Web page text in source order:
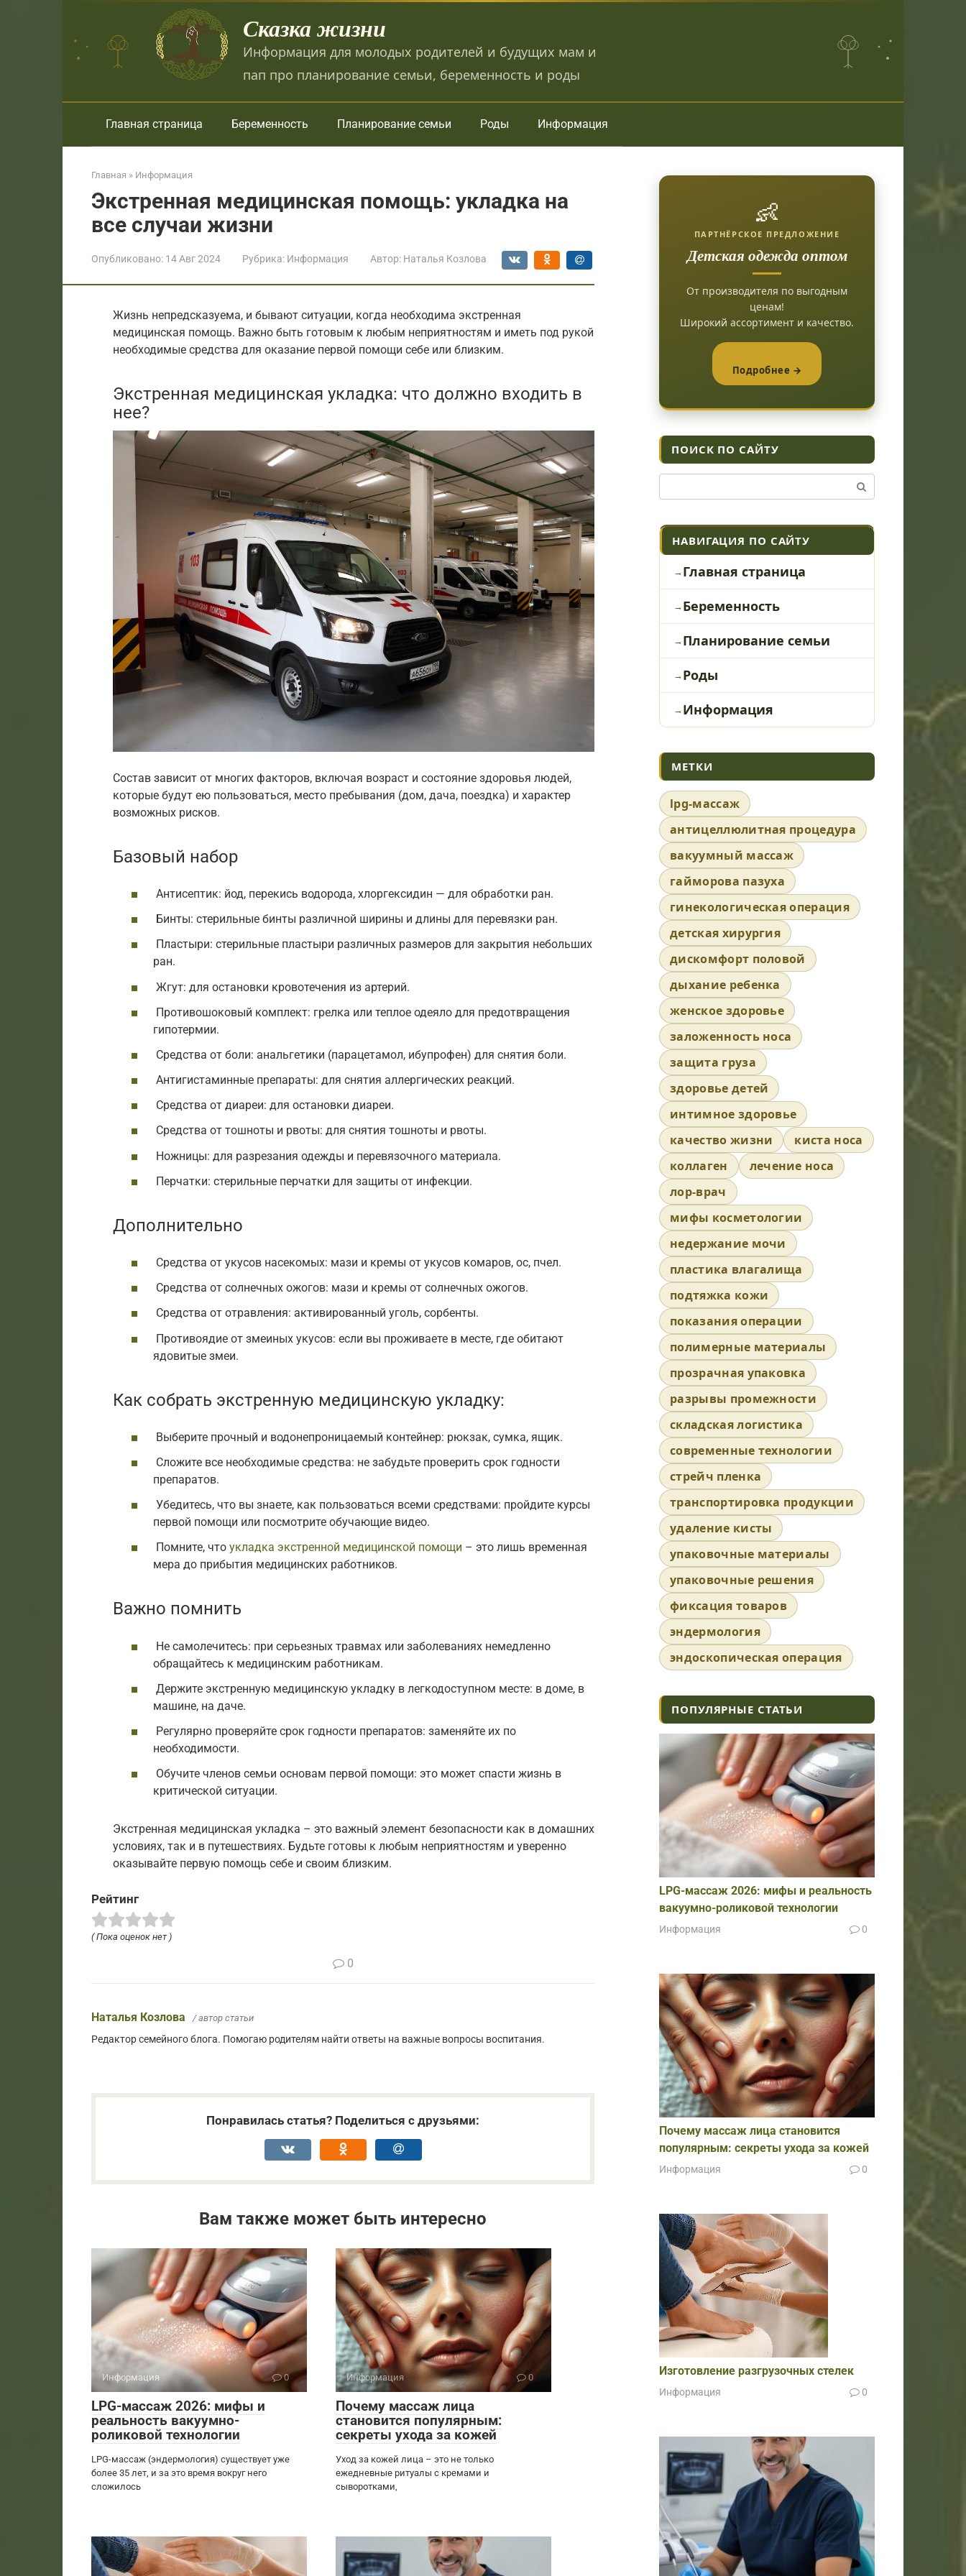
Сказка жизни
Информация для молодых родителей и будущих мам и
пап про планирование семьи, беременность и роды
Главная страница Беременность Планирование семьи Роды Информация
Главная » Информация
Экстренная медицинская помощь: укладка на
все случаи жизни
Опубликовано: 14 Авг 2024 Рубрика: Информация Автор: Наталья Козлова
Жизнь непредсказуема, и бывают ситуации, когда необходима экстренная
медицинская помощь. Важно быть готовым к любым неприятностям и иметь под рукой
необходимые средства для оказание первой помощи себе или близким.
Экстренная медицинская укладка: что должно входить в
нее?
Состав зависит от многих факторов, включая возраст и состояние здоровья людей,
которые будут ею пользоваться, место пребывания (дом, дача, поездка) и характер
возможных рисков.
Базовый набор
Антисептик: йод, перекись водорода, хлоргексидин — для обработки ран.
Бинты: стерильные бинты различной ширины и длины для перевязки ран.
Пластыри: стерильные пластыри различных размеров для закрытия небольших
ран.
Жгут: для остановки кровотечения из артерий.
Противошоковый комплект: грелка или теплое одеяло для предотвращения
гипотермии.
Средства от боли: анальгетики (парацетамол, ибупрофен) для снятия боли.
Антигистаминные препараты: для снятия аллергических реакций.
Средства от диареи: для остановки диареи.
Средства от тошноты и рвоты: для снятия тошноты и рвоты.
Ножницы: для разрезания одежды и перевязочного материала.
Перчатки: стерильные перчатки для защиты от инфекции.
Дополнительно
Средства от укусов насекомых: мази и кремы от укусов комаров, ос, пчел.
Средства от солнечных ожогов: мази и кремы от солнечных ожогов.
Средства от отравления: активированный уголь, сорбенты.
Противоядие от змеиных укусов: если вы проживаете в месте, где обитают
ядовитые змеи.
Как собрать экстренную медицинскую укладку:
Выберите прочный и водонепроницаемый контейнер: рюкзак, сумка, ящик.
Сложите все необходимые средства: не забудьте проверить срок годности
препаратов.
Убедитесь, что вы знаете, как пользоваться всеми средствами: пройдите курсы
первой помощи или посмотрите обучающие видео.
Помните, что укладка экстренной медицинской помощи – это лишь временная
мера до прибытия медицинских работников.
Важно помнить
Не самолечитесь: при серьезных травмах или заболеваниях немедленно
обращайтесь к медицинским работникам.
Держите экстренную медицинскую укладку в легкодоступном месте: в доме, в
машине, на даче.
Регулярно проверяйте срок годности препаратов: заменяйте их по
необходимости.
Обучите членов семьи основам первой помощи: это может спасти жизнь в
критической ситуации.
Экстренная медицинская укладка – это важный элемент безопасности как в домашних
условиях, так и в путешествиях. Будьте готовы к любым неприятностям и уверенно
оказывайте первую помощь себе и своим близким.
Рейтинг
( Пока оценок нет )
0
Наталья Козлова / автор статьи
Редактор семейного блога. Помогаю родителям найти ответы на важные вопросы воспитания.
Понравилась статья? Поделиться с друзьями:
Вам также может быть интересно
Информация 0
LPG-массаж 2026: мифы и
реальность вакуумно-
роликовой технологии
LPG-массаж (эндермология) существует уже
более 35 лет, и за это время вокруг него
сложилось
Информация 0
Почему массаж лица
становится популярным:
секреты ухода за кожей
Уход за кожей лица – это не только
ежедневные ритуалы с кремами и
сыворотками,
👶
ПАРТНЁРСКОЕ ПРЕДЛОЖЕНИЕ
Детская одежда оптом
От производителя по выгодным
ценам!
Широкий ассортимент и качество.
Подробнее →
ПОИСК ПО САЙТУ
НАВИГАЦИЯ ПО САЙТУ
Главная страница
Беременность
Планирование семьи
Роды
Информация
МЕТКИ
lpg-массаж
антицеллюлитная процедура
вакуумный массаж
гайморова пазуха
гинекологическая операция
детская хирургия
дискомфорт половой
дыхание ребенка
женское здоровье
заложенность носа
защита груза
здоровье детей
интимное здоровье
качество жизни
киста носа
коллаген
лечение носа
лор-врач
мифы косметологии
недержание мочи
пластика влагалища
подтяжка кожи
показания операции
полимерные материалы
прозрачная упаковка
разрывы промежности
складская логистика
современные технологии
стрейч пленка
транспортировка продукции
удаление кисты
упаковочные материалы
упаковочные решения
фиксация товаров
эндермология
эндоскопическая операция
ПОПУЛЯРНЫЕ СТАТЬИ
LPG-массаж 2026: мифы и реальность
вакуумно-роликовой технологии
Информация 0
Почему массаж лица становится
популярным: секреты ухода за кожей
Информация 0
Изготовление разгрузочных стелек
Информация 0